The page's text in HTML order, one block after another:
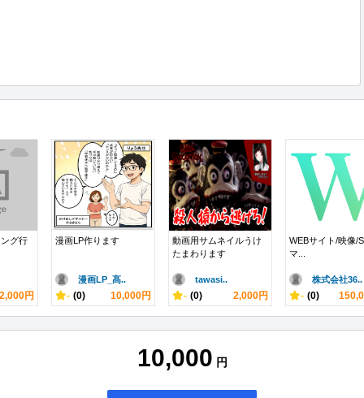
グ行
2,000円
漫画LP作ります
漫画LP_髙..
- (0) 10,000円
動画用サムネイルうけ
たまわります
tawasi..
- (0) 2,000円
WEBサイト/映像/
マ...
株式会社36..
- (0)
10,000 円